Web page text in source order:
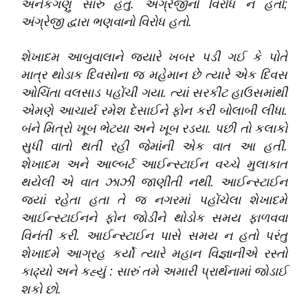
અનેકગણું સારું હતું.
અંગ્રેજીનો વિરોધ ન હતો;
અંગ્રેજી દ્વારા ભણવાનો વિરોધ હતો.
શેખાદમ આબુવાલાને જયારે ખબર પડી ગઈ કે પોતે
માત્ર થોડાક દિવસોના જ મહેમાન છે ત્યારે એક દિવસ
ઓચિંતા વલસાડ પહોંચી ગયા. ત્યાં સરકીટ હાઉસમાંથી
એમણે આચાર્ય રમેશ દેસાઈને ફોન કરી બોલાબી લીધા.
બંને મિત્રો ખૂબ ભેટયા અને ખૂબ રડયા. પછી તો કલાકો
સુધી વાતો થતી રહી જેમાંની એક વાત આ હતી.
શેખાદમ અને આલ્બર્ટ આઈન્સ્ટાઈન વચ્ચે મુલાકાત
થયેલી એ વાત ઝાઝી જાણીતી નથી.
આઈન્સ્ટાઈન
જયાં રહેતા હતા તે જ નગરમાં પહોંચેલા શેખાદમે
આઈન્સ્ટાઈનને ફોન જોડીને થોડોક સમય ફાળવવા
વિનંતી કરી.
આઈન્સ્ટાઈન પાસે સમય ન હતો પરંતુ
શેખાદમે આગ્રહ કર્યો ત્યારે મહાન વિજ્ઞાનીએ રસ્તો
કાઢ્યો અને કહ્યું : સારું તમે અમારી પ્રાર્થનામાં જોડાઈ
શકો છો.